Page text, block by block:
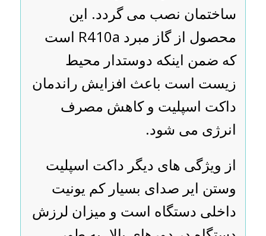
ساختمان نصب می گردد. این
محصول از گاز مبرد R410a است
که ضمن اینکه دوستدار محیط
زیست است باعث افزایش راندمان
داکت اسپلیت و کاهش مصرف
انرژی می شود.
از ویژگی های دیگر داکت اسپلیت
وستن ایر صدای بسیار کم یونیت
داخلی دستگاه است و میزان لرزش